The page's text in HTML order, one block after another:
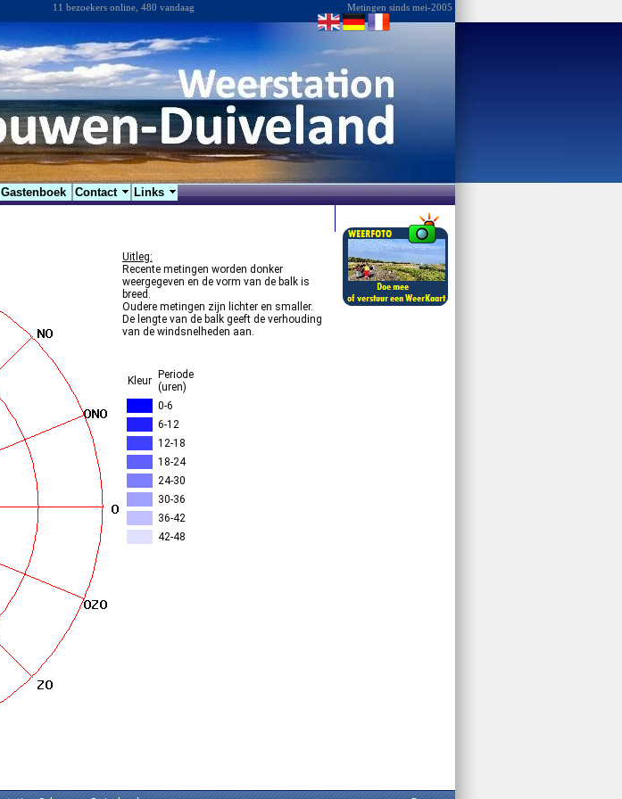
11 bezoekers online, 480 vandaag Metingen sinds mei-2005
Gastenboek Contact Links
Uitleg:
Recente metingen worden donker
weergegeven en de vorm van de balk is
breed.
Oudere metingen zijn lichter en smaller.
De lengte van de balk geeft de verhouding
van de windsnelheden aan.
Kleur
Periode
(uren)
0-6
6-12
12-18
18-24
24-30
30-36
36-42
42-48